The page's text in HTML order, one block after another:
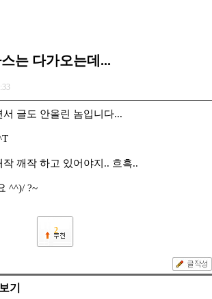
는 다가오는데...
글도 안올린 놈입니다...
깨작 하고 있어야지.. 흐흑..
^^)/ ?~
2
기